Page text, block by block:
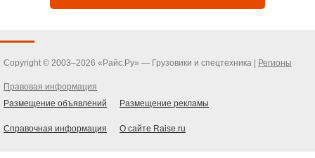
Copyright © 2003–2026 «Райс.Ру» — Грузовики и спецтехника | Регионы
Правовая информация
Размещение объявлений
Размещение рекламы
Справочная информация О сайте Raise.ru